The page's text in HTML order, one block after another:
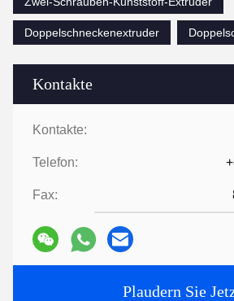
Kontakte
Kontakte:
Telefon:
Fax:
Plaudern Sie
Doppelschneckenextruder